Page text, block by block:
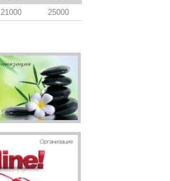
21000 25000